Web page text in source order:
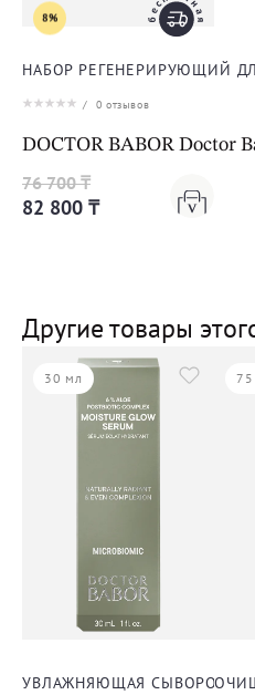
8%
НАБОР РЕГЕНЕРИРУЮЩИЙ
/ 0 отзывов
DOCTOR BABOR Doctor
76 700 ₸
82 800 ₸
Другие товары
30 мл
УВЛАЖНЯЮЩАЯ СЫВОРОТКА